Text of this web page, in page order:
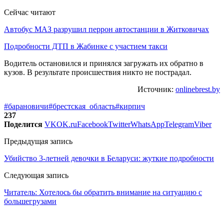
Сейчас читают
Автобус МАЗ разрушил перрон автостанции в Житковичах
Подробности ДТП в Жабинке с участием такси
Водитель остановился и принялся загружать их обратно в
кузов. В результате происшествия никто не пострадал.
Источник: onlinebrest.by
#барановичи#брестская_область#кирпич
237
Поделится VKOK.ruFacebookTwitterWhatsAppTelegramViber
Предыдущая запись
Убийство 3-летней девочки в Беларуси: жуткие подробности
Следующая запись
Читатель: Хотелось бы обратить внимание на ситуацию с
большегрузами